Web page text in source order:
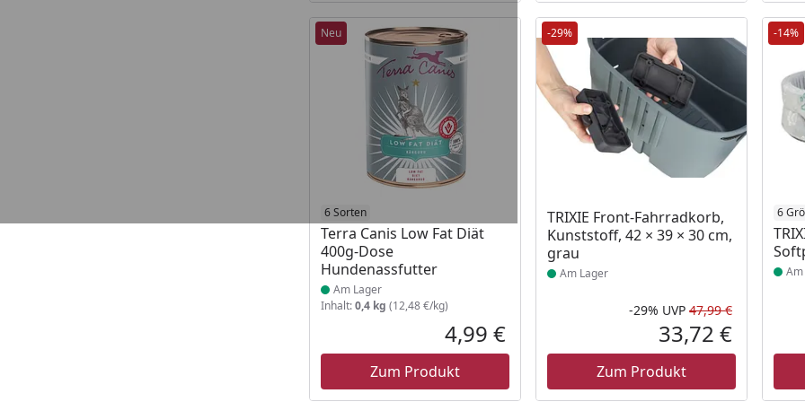
Neu
6 Sorten
Terra Canis Low Fat Diät
400g-Dose
Hundenassfutter
Produkt am Lager
Am Lager
Inhalt:0,4 kg (12,48 €/kg)
Aktueller Preis
4,99 €
Zum Produkt
-29%
TRIXIE Front-Fahrradkorb,
Kunststoff, 42 × 39 × 30 cm,
grau
Produkt am Lager
Am Lager
Rabatt in
-29% UVP 47,99 €
Aktueller
33,72 €
Zum Produkt
-14%
6